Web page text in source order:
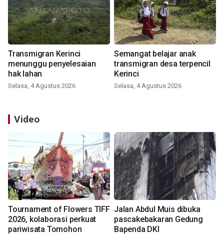
Transmigran Kerinci
menunggu penyelesaian
hak lahan
Selasa, 4 Agustus 2026
Semangat belajar anak
transmigran desa terpencil
Kerinci
Selasa, 4 Agustus 2026
Video
Tournament of Flowers TIFF
2026, kolaborasi perkuat
pariwisata Tomohon
Jalan Abdul Muis dibuka
pascakebakaran Gedung
Bapenda DKI